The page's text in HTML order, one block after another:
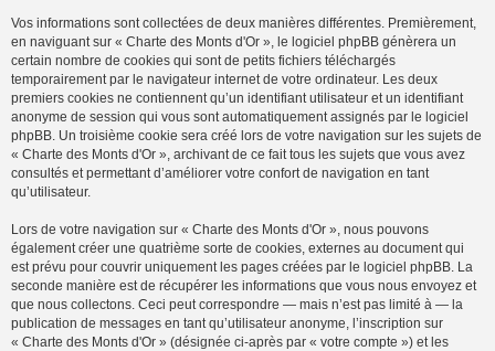
Vos informations sont collectées de deux manières différentes. Premièrement,
en naviguant sur « Charte des Monts d'Or », le logiciel phpBB génèrera un
certain nombre de cookies qui sont de petits fichiers téléchargés
temporairement par le navigateur internet de votre ordinateur. Les deux
premiers cookies ne contiennent qu’un identifiant utilisateur et un identifiant
anonyme de session qui vous sont automatiquement assignés par le logiciel
phpBB. Un troisième cookie sera créé lors de votre navigation sur les sujets de
« Charte des Monts d'Or », archivant de ce fait tous les sujets que vous avez
consultés et permettant d’améliorer votre confort de navigation en tant
qu’utilisateur.
Lors de votre navigation sur « Charte des Monts d'Or », nous pouvons
également créer une quatrième sorte de cookies, externes au document qui
est prévu pour couvrir uniquement les pages créées par le logiciel phpBB. La
seconde manière est de récupérer les informations que vous nous envoyez et
que nous collectons. Ceci peut correspondre — mais n’est pas limité à — la
publication de messages en tant qu’utilisateur anonyme, l’inscription sur
« Charte des Monts d'Or » (désignée ci-après par « votre compte ») et les